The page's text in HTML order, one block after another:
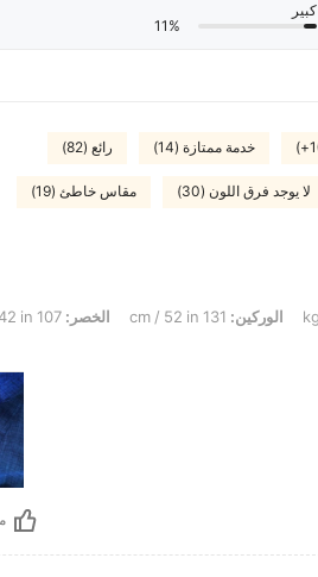
كبير
11%
خدمة ممتازة (14) رائع (82)
لا يوجد فرق اللون (30) مقاس خاطئ (19)
الوركين: الخصر: